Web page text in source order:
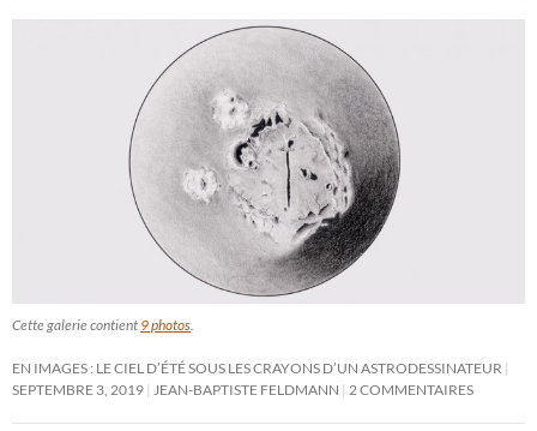
Cette galerie contient 9 photos.
EN IMAGES : LE CIEL D’ÉTÉ SOUS LES CRAYONS D’UN ASTRODESSINATEUR
SEPTEMBRE 3, 2019 JEAN-BAPTISTE FELDMANN 2 COMMENTAIRES